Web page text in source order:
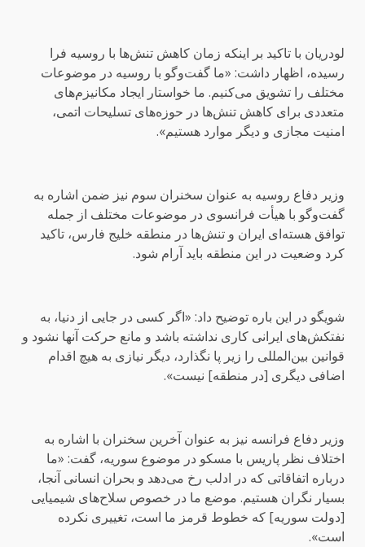
لودریان با تاکید بر اینکه زمان کاهش تنش‌ها با روسیه فرا
رسیده، اظهار داشت: «ما گفت‌وگو با روسیه در موضوعات
مختلف را تشویق می‌کنیم. ما خواستار ایجاد مکانیزم‌های
متعددی برای کاهش تنش‌ها در حوزه‌های تسلیحات اتمی،
امنیت مجازی و دیگر موارد هستیم».
وزیر دفاع روسیه به عنوان سخنران سوم نیز ضمن اشاره به
گفت‌وگو با هیأت فرانسوی در موضوعات مختلف از جمله
توافق هسته‌ای ایران و تنش‌ها در منطقه خلیج فارس، تاکید
کرد وضعیت در این منطقه باید آرام شود.
شویگو در این باره توضیح داد: «اگر کسی در جایی از دنیا، به
نفتکش‌های ایرانی کاری نداشته باشد و مانع حرکت آنها نشود و
قوانین بین‌المللی را زیر پا نگذارد، دیگر نیازی به هیچ اقدام
اضافی دیگری [در منطقه] نیست».
وزیر دفاع فرانسه نیز به عنوان آخرین سخنران با اشاره به
اختلاف نظر پاریس با مسکو در موضوع سوریه، گفت: «ما
درباره اتفاقاتی که در ادلب رخ می‌دهد و بحران انسانی آنجا،
بسیار نگران هستیم. موضع ما در خصوص سلاح‌های شیمیایی
[دولت سوریه] که خطوط قرمز ما است، تغییری نکرده
است».